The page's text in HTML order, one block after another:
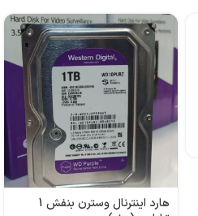
هارد اینترنال وسترن بنفش 1